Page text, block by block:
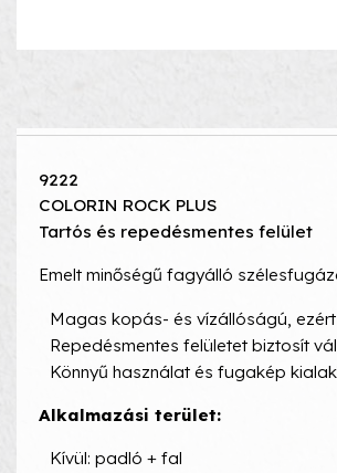
9222
COLORIN ROCK PLUS
Tartós és repedésmentes felület
Emelt minőségű fagyálló
Magas kopás- és vízállóságú,
Repedésmentes felületet biztosít
Könnyű használat és fugakép
Alkalmazási terület:
Kívül: padló + fal